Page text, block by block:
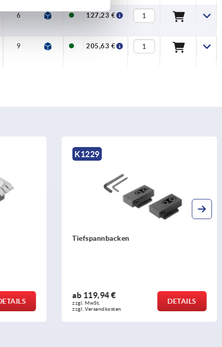
6 2,5 127,23 €
9 3 205,63 €
K1413
Flachspanner für T-Nut Stahl
ab71,66 €
zzgl. MwSt.
zzgl. Versandkosten
DETAILS